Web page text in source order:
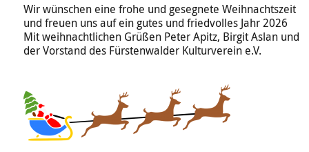
Wir wünschen eine frohe und gesegnete Weihnachtszeit
und freuen uns auf ein gutes und friedvolles Jahr 2026
Mit weihnachtlichen Grüßen Peter Apitz, Birgit Aslan und
der Vorstand des Fürstenwalder Kulturverein e.V.